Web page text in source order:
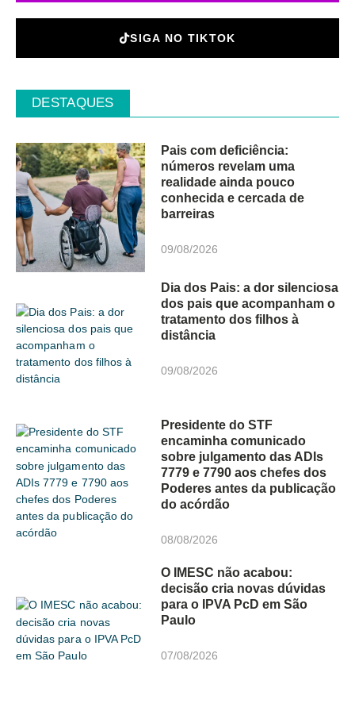
SIGA NO TIKTOK
DESTAQUES
Pais com deficiência:
números revelam uma
realidade ainda pouco
conhecida e cercada de
barreiras
09/08/2026
Dia dos Pais: a dor silenciosa
dos pais que acompanham o
tratamento dos filhos à
distância
09/08/2026
Presidente do STF
encaminha comunicado
sobre julgamento das ADIs
7779 e 7790 aos chefes dos
Poderes antes da publicação
do acórdão
08/08/2026
O IMESC não acabou:
decisão cria novas dúvidas
para o IPVA PcD em São
Paulo
07/08/2026